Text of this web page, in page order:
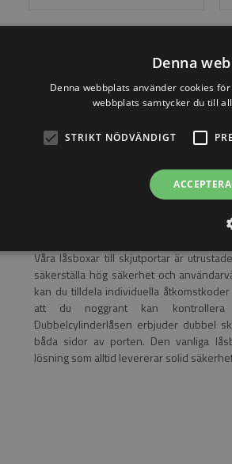
Låsekasser till skjutportar hos
Låsboxar till skjutportar är
åtkomstkontroll för dina värdefulla
AB erbjuder vi ett urval av låsboxar
mekaniskt kodlås, ett
vanlig låsbox, har vi den perfekta
Avancerad teknologi för din
Våra låsboxar till skjutportar är
säkerställa hög säkerhet och
kan du tilldela individuella
att du noggrant kan
Dubbelcylinderlåsen erbjuder dubbel
båda sidor av porten. Den vanliga
lösning som alltid levererar solid
Denna
Denna webbplats använder cookies
webbplats samtycker du till
STRIKT NÖDVÄNDIGT